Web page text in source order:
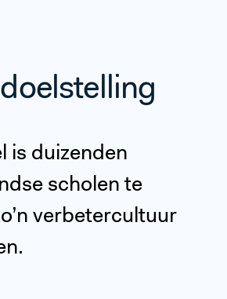
is duizenden
scholen te
verbetercultuur